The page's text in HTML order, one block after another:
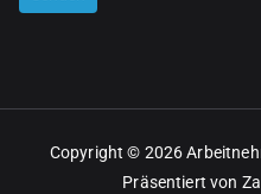
Copyright © 2026
Präsentiert von